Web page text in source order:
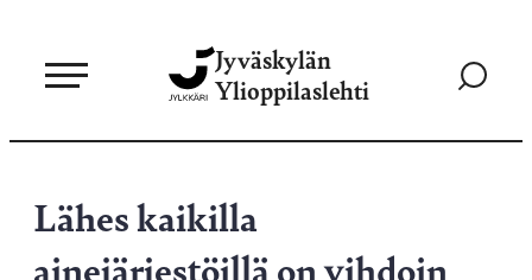
sisältöön
Jyväskylän
Ylioppilaslehti
Siirry
Lähes kaikilla
ainejärjestöillä on vihdoin